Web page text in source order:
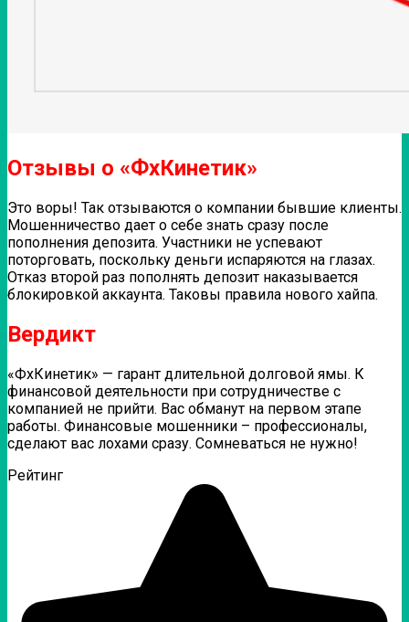
Отзывы о «ФхКинетик»
Это воры! Так отзываются о компании бывшие клиенты.
Мошенничество дает о себе знать сразу после
пополнения депозита. Участники не успевают
поторговать, поскольку деньги испаряются на глазах.
Отказ второй раз пополнять депозит наказывается
блокировкой аккаунта. Таковы правила нового хайпа.
Вердикт
«ФхКинетик» — гарант длительной долговой ямы. К
финансовой деятельности при сотрудничестве с
компанией не прийти. Вас обманут на первом этапе
работы. Финансовые мошенники – профессионалы,
сделают вас лохами сразу. Сомневаться не нужно!
Рейтинг